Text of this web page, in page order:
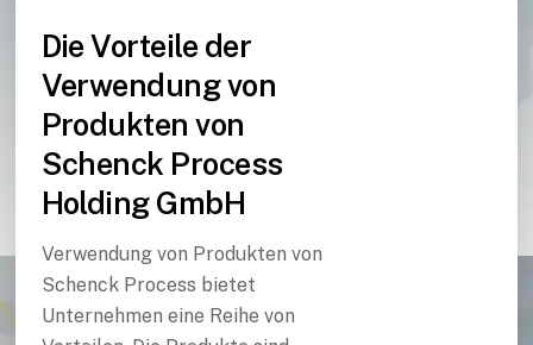
Die Vorteile der
Verwendung von
Produkten von
Schenck Process
Holding GmbH
Verwendung von Produkten von
Schenck Process bietet
Unternehmen eine Reihe von